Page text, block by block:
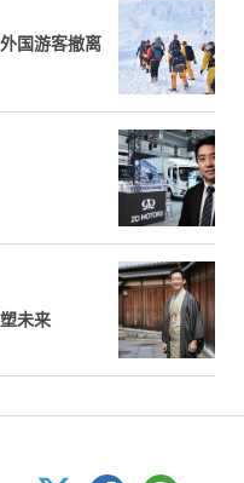
国游客撤离
未来